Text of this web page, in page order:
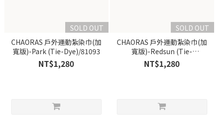
SOLD OUT
CHAORAS 戶外運動紮染巾(加
寬版)-Park (Tie-Dye)/81093
NT$1,280
SOLD OUT
CHAORAS 戶外運動紮染巾(加
寬版)-Redsun (Tie-
Dye)/81094
NT$1,280